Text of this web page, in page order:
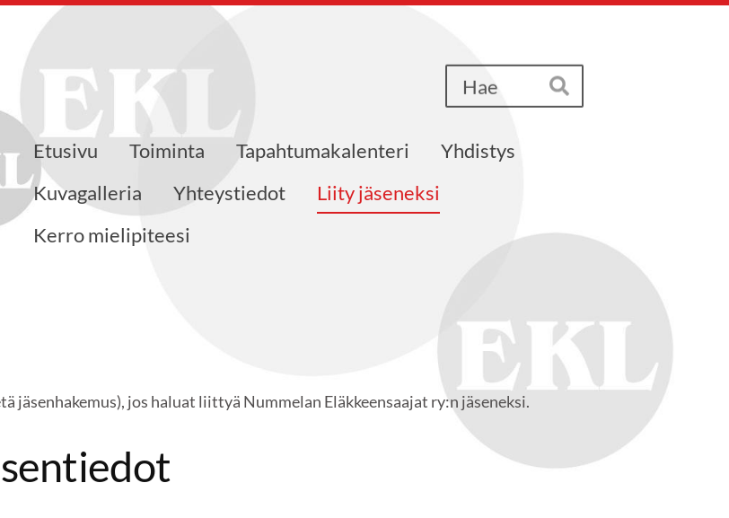
Hae
ry
Etusivu Toiminta Tapahtumakalenteri
Yhdistys
Kuvagalleria
Yhteystiedot
Liity jäseneksi
Kerro mielipiteesi
jäsenhakemus), jos haluat liittyä Nummelan Eläkkeensaajat ry:n jäseneksi.